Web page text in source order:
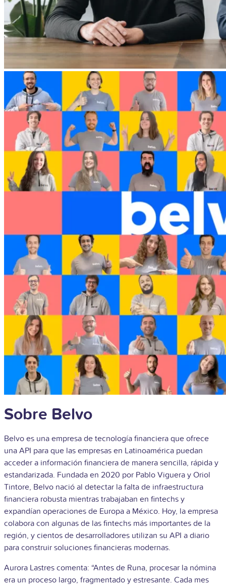
Sobre Belvo
Belvo es una empresa de tecnología financiera que ofrece
una API para que las empresas en Latinoamérica puedan
acceder a información financiera de manera sencilla, rápida y
estandarizada. Fundada en 2020 por Pablo Viguera y Oriol
Tintore, Belvo nació al detectar la falta de infraestructura
financiera robusta mientras trabajaban en fintechs y
expandían operaciones de Europa a México. Hoy, la empresa
colabora con algunas de las fintechs más importantes de la
región, y cientos de desarrolladores utilizan su API a diario
para construir soluciones financieras modernas.
Aurora Lastres comenta: “Antes de Runa, procesar la nómina
era un proceso largo, fragmentado y estresante. Cada mes